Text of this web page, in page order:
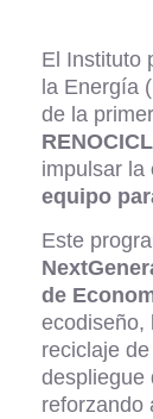
El Instituto
la Energía
de la
impulsar la
equipo
Este
de
ecodiseño,
reciclaje
despliegue
reforzando